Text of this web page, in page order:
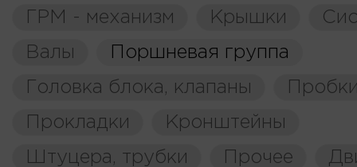
ГРМ - механизм Крышки
Валы
Поршневая группа
Головка блока, клапаны
Прокладки
Кронштейны
Штуцера, трубки
Прочее